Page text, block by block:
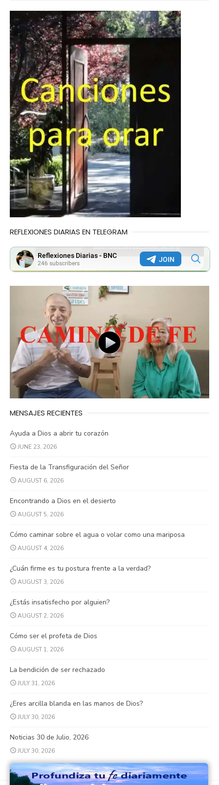
REFLEXIONES DIARIAS EN TELEGRAM
MENSAJES RECIENTES
Ayuda a Dios a abrir tu corazón
JUNE 23, 2026
Fiesta de la Transfiguración del Señor
AUGUST 6, 2026
Encontrando a Dios en el desierto
AUGUST 5, 2026
Cómo caminar sobre el agua o volar como una mariposa
AUGUST 4, 2026
¿Cuán firme es tu postura frente a la verdad?
AUGUST 3, 2026
¿Estás insatisfecho por alguien?
AUGUST 2, 2026
Cómo ser el profeta de Dios
AUGUST 1, 2026
La bendición de ser rechazado
JULY 31, 2026
¿Eres arcilla blanda en las manos de Dios?
JULY 30, 2026
Noticias 30 de Julio, 2026
JULY 30, 2026